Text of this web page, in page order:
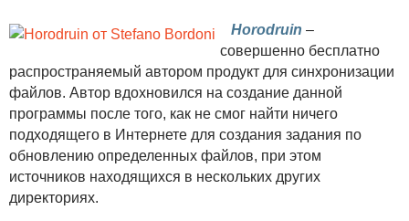
Horodruin –
совершенно бесплатно
распространяемый автором продукт для синхронизации
файлов. Автор вдохновился на создание данной
программы после того, как не смог найти ничего
подходящего в Интернете для создания задания по
обновлению определенных файлов, при этом
источников находящихся в нескольких других
директориях.